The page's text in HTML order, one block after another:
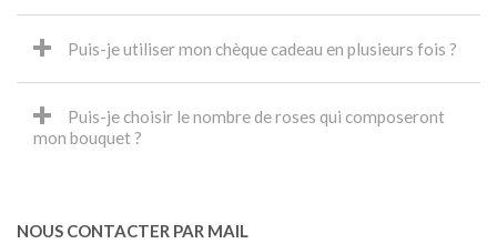
Puis-je utiliser mon chèque cadeau en plusieurs fois ?
Puis-je choisir le nombre de roses qui composeront
mon bouquet ?
NOUS CONTACTER PAR MAIL